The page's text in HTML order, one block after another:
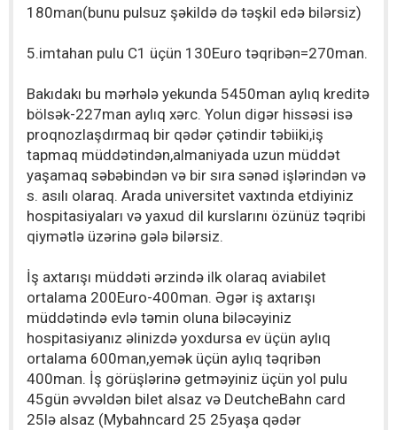
180man(bunu pulsuz şəkildə də təşkil edə bilərsiz)
5.imtahan pulu C1 üçün 130Euro təqribən=270man.
Bakıdakı bu mərhələ yekunda 5450man aylıq kreditə
bölsək-227man aylıq xərc. Yolun digər hissəsi isə
proqnozlaşdırmaq bir qədər çətindir təbiiki,iş
tapmaq müddətindən,almaniyada uzun müddət
yaşamaq səbəbindən və bir sıra sənəd işlərindən və
s. asılı olaraq. Arada universitet vaxtında etdiyiniz
hospitasiyaları və yaxud dil kurslarını özünüz təqribi
qiymətlə üzərinə gələ bilərsiz.
İş axtarışı müddəti ərzində ilk olaraq aviabilet
ortalama 200Euro-400man. Əgər iş axtarışı
müddətində evlə təmin oluna biləcəyiniz
hospitasiyanız əlinizdə yoxdursa ev üçün aylıq
ortalama 600man,yemək üçün aylıq təqribən
400man. İş görüşlərinə getməyiniz üçün yol pulu
45gün əvvəldən bilet alsaz və DeutcheBahn card
25lə alsaz (Mybahncard 25 25yaşa qədər